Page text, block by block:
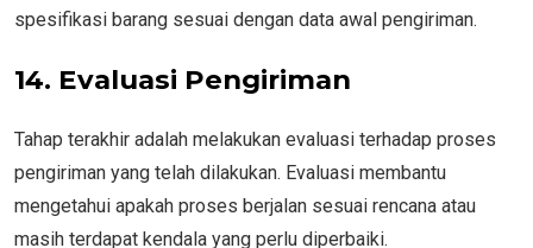
spesifikasi barang sesuai dengan data awal pengiriman.
14. Evaluasi Pengiriman
Tahap terakhir adalah melakukan evaluasi terhadap proses
pengiriman yang telah dilakukan. Evaluasi membantu
mengetahui apakah proses berjalan sesuai rencana atau
masih terdapat kendala yang perlu diperbaiki.